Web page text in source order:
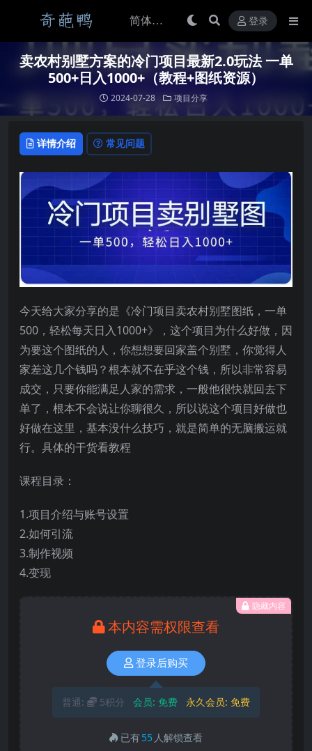
登录
卖农村别墅方案的冷门项目最新2.0玩法 一单
500+日入1000+（教程+图纸资源）
2024-07-28 项目分享
详情介绍 常见问题
今天给大家分享的是《冷门项目卖农村别墅图纸，一单
500，轻松每天日入1000+》，这个项目为什么好做，因
为要这个图纸的人，你想想要回家盖个别墅，你觉得人
家差这几个钱吗？根本就不在乎这个钱，所以非常容易
成交，只要你能满足人家的需求，一般他很快就回去下
单了，根本不会说让你聊很久，所以说这个项目好做也
好做在这里，基本没什么技巧，就是简单的无脑搬运就
行。具体的干货看教程
课程目录：
1.项目介绍与账号设置
2.如何引流
3.制作视频
4.变现
隐藏内容
本内容需权限查看
登录后购买
普通: 5积分 会员: 免费 永久会员: 免费
已有55 人解锁查看